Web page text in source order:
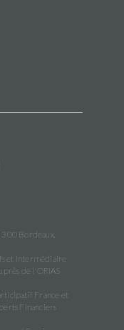
300 Bordeaux,
et Intermédiaire
de l'ORIAS
France et
Financiers